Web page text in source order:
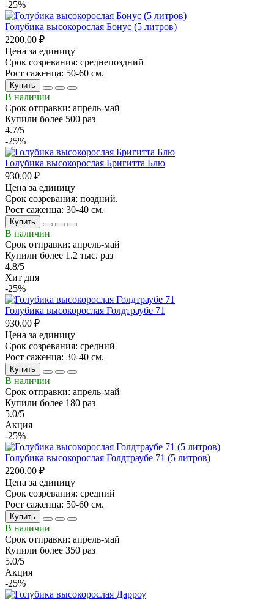
-25%
Голубика высокорослая Бонус (5 литров)
2200.00 ₽
Цена за единицу
Срок созревания: среднепоздний
Рост саженца: 50-60 см.
Купить
В наличии
Срок отправки: апрель-май
Купили более 500 раз
4.7/5
-25%
Голубика высокорослая Бригитта Блю
930.00 ₽
Цена за единицу
Срок созревания: поздний.
Рост саженца: 30-40 см.
Купить
В наличии
Срок отправки: апрель-май
Купили более 1.2 тыс. раз
4.8/5
Хит дня
-25%
Голубика высокорослая Голдтраубе 71
930.00 ₽
Цена за единицу
Срок созревания: средний
Рост саженца: 30-40 см.
Купить
В наличии
Срок отправки: апрель-май
Купили более 180 раз
5.0/5
Акция
-25%
Голубика высокорослая Голдтраубе 71 (5 литров)
2200.00 ₽
Цена за единицу
Срок созревания: средний
Рост саженца: 50-60 см.
Купить
В наличии
Срок отправки: апрель-май
Купили более 350 раз
5.0/5
Акция
-25%